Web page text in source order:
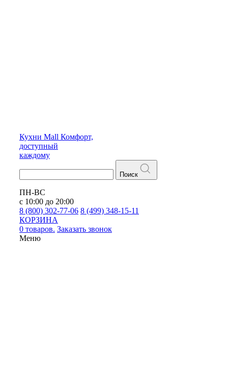
Кухни Mall Комфорт,
доступный
каждому
Поиск
ПН-ВС
с 10:00 до 20:00
8 (800) 302-77-06 8 (499) 348-15-11
КОРЗИНА
0 товаров. Заказать звонок
Меню